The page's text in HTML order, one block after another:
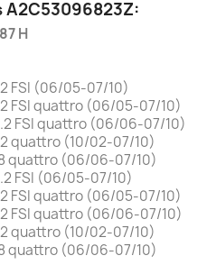
H
FSI (06/05-07/10)
FSI quattro (06/05-07/10)
FSI quattro (06/06-07/10)
quattro (10/02-07/10)
quattro (06/06-07/10)
FSI (06/05-07/10)
FSI quattro (06/05-07/10)
FSI quattro (06/06-07/10)
quattro (10/02-07/10)
quattro (06/06-07/10)